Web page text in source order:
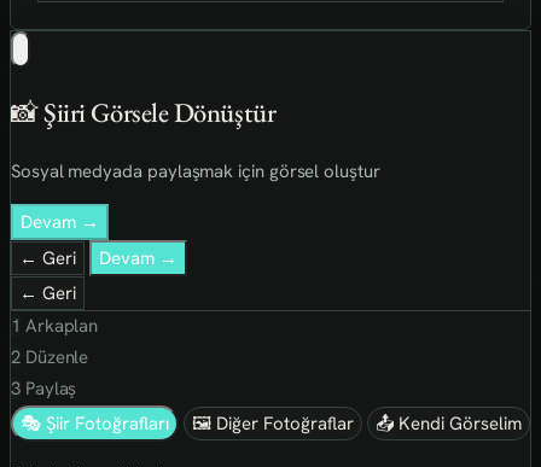
📸 Şiiri Görsele Dönüştür
Sosyal medyada paylaşmak için görsel oluştur
Devam →
← Geri
Devam →
← Geri
1 Arkaplan
2Düzenle
3Paylaş
🎭 Şiir Fotoğrafları
🖼 Diğer Fotoğraflar 📤 Kendi Görselim